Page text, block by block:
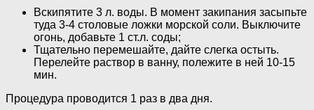
Вскипятите 3 л. воды. В момент закипания засыпьте
туда 3-4 столовые ложки морской соли. Выключите
огонь, добавьте 1 ст.л. соды;
Тщательно перемешайте, дайте слегка остыть.
Перелейте раствор в ванну, полежите в ней 10-15
мин.
Процедура проводится 1 раз в два дня.